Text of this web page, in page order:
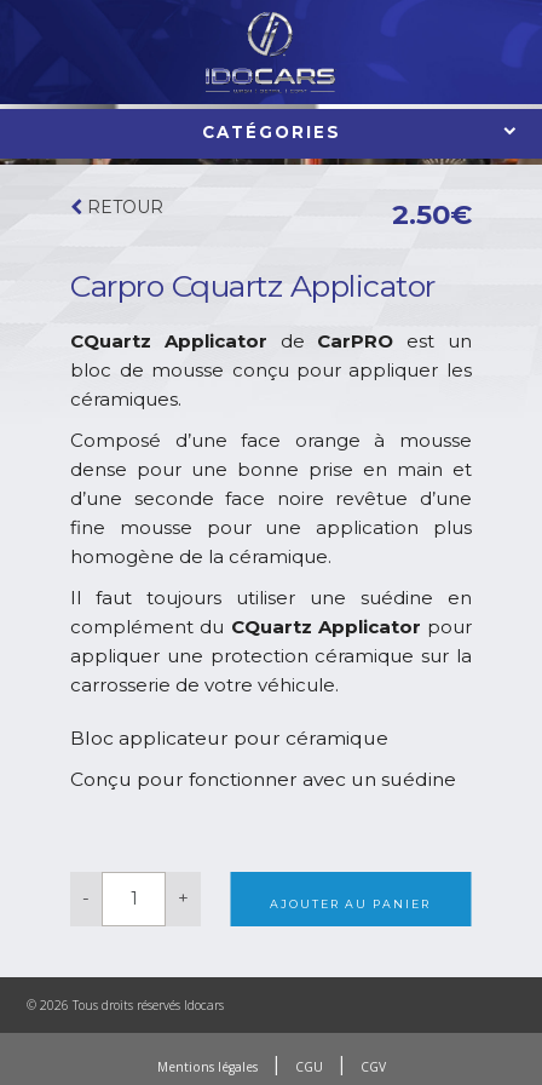
CATÉGORIES
RETOUR
Carpro Cquartz Applicator
2.50€
CQuartz Applicator de CarPRO est un
bloc de mousse conçu pour appliquer les
céramiques.
Composé d’une face orange à mousse
dense pour une bonne prise en main et
d’une seconde face noire revêtue d’une
fine mousse pour une application plus
homogène de la céramique.
Il faut toujours utiliser une suédine en
complément du CQuartz Applicator pour
appliquer une protection céramique sur la
carrosserie de votre véhicule.
Bloc applicateur pour céramique
Conçu pour fonctionner avec un suédine
-
Cquartz
+ AJOUTER AU PANIER
© 2026 Tous droits réservés Idocars
Mentions légales CGU CGV